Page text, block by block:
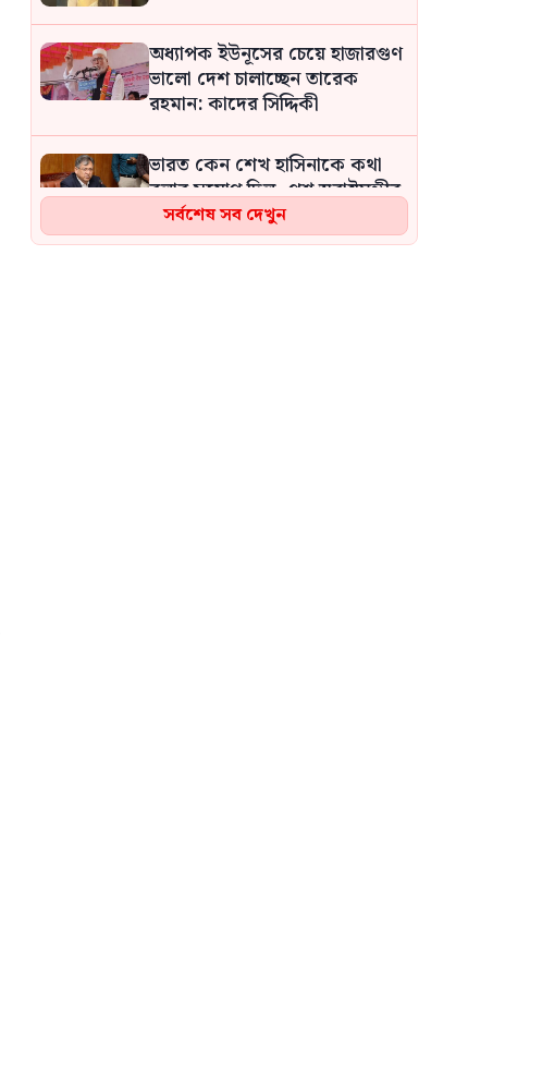
অধ্যাপক ইউনূসের চেয়ে হাজারগুণ
ভালো দেশ চালাচ্ছেন তারেক
রহমান: কাদের সিদ্দিকী
ভারত কেন শেখ হাসিনাকে কথা
বলার সুযোগ দিল, প্রশ্ন স্বরাষ্ট্রমন্ত্রীর
সর্বশেষ সব দেখুন